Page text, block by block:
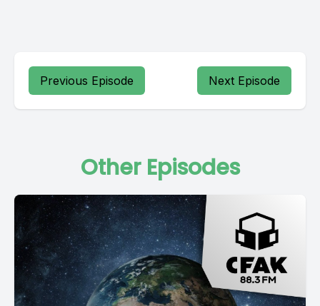
Previous Episode Next Episode
Other Episodes